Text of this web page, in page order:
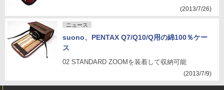
(2013/7/26)
ニュース
suono、PENTAX Q7/Q10/Q用の綿100％ケー
ス
02 STANDARD ZOOMを装着して収納可能
(2013/7/9)